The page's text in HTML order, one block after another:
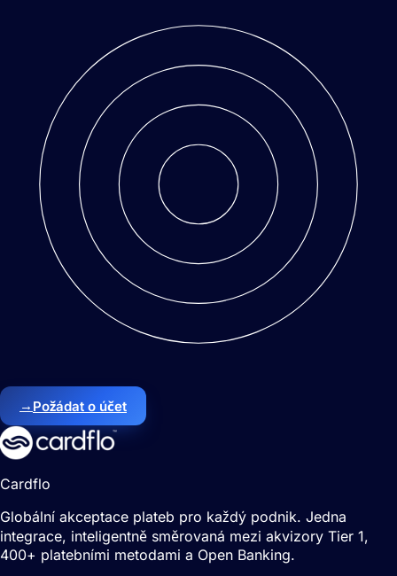
→ Požádat o účet
Cardflo
Globální akceptace plateb pro každý podnik. Jedna
integrace, inteligentně směrovaná mezi akvizory Tier 1,
400+ platebními metodami a Open Banking.